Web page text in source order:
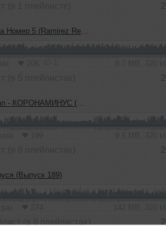
5 (Ramirez Remix)
(DJ Ramirez Remix)
(Выпуск 189)